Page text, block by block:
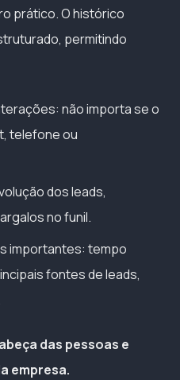
prático. O histórico
permitindo
não importa se o
telefone ou
dos leads,
no funil.
importantes: tempo
fontes de leads,
das pessoas e
empresa.